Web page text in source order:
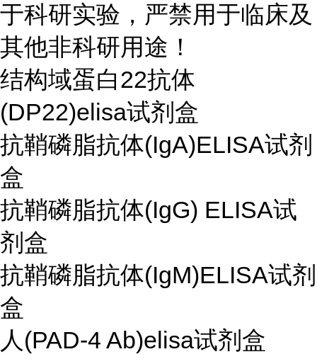
于科研实验，严禁用于临床及
其他非科研用途！
结构域蛋白22抗体
(DP22)elisa试剂盒
抗鞘磷脂抗体(IgA)ELISA试剂
盒
抗鞘磷脂抗体(IgG) ELISA试
剂盒
抗鞘磷脂抗体(IgM)ELISA试剂
盒
人(PAD-4 Ab)elisa试剂盒